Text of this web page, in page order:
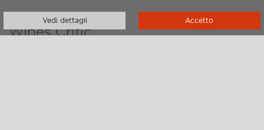
2016
Wines Critic
Vedi dettagli Accetto